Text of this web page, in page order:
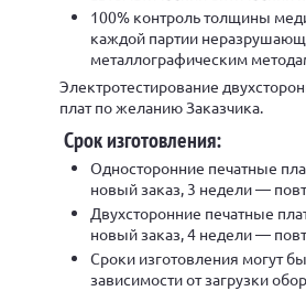
100% контроль толщины
каждой партии
металлографическим
Электротестирование
плат по желанию Заказчика.
Срок изготовления:
Односторонние печатные
новый заказ, 3 недели —
Двухсторонние печатные
новый заказ, 4 недели —
Сроки изготовления могут
зависимости от загрузки